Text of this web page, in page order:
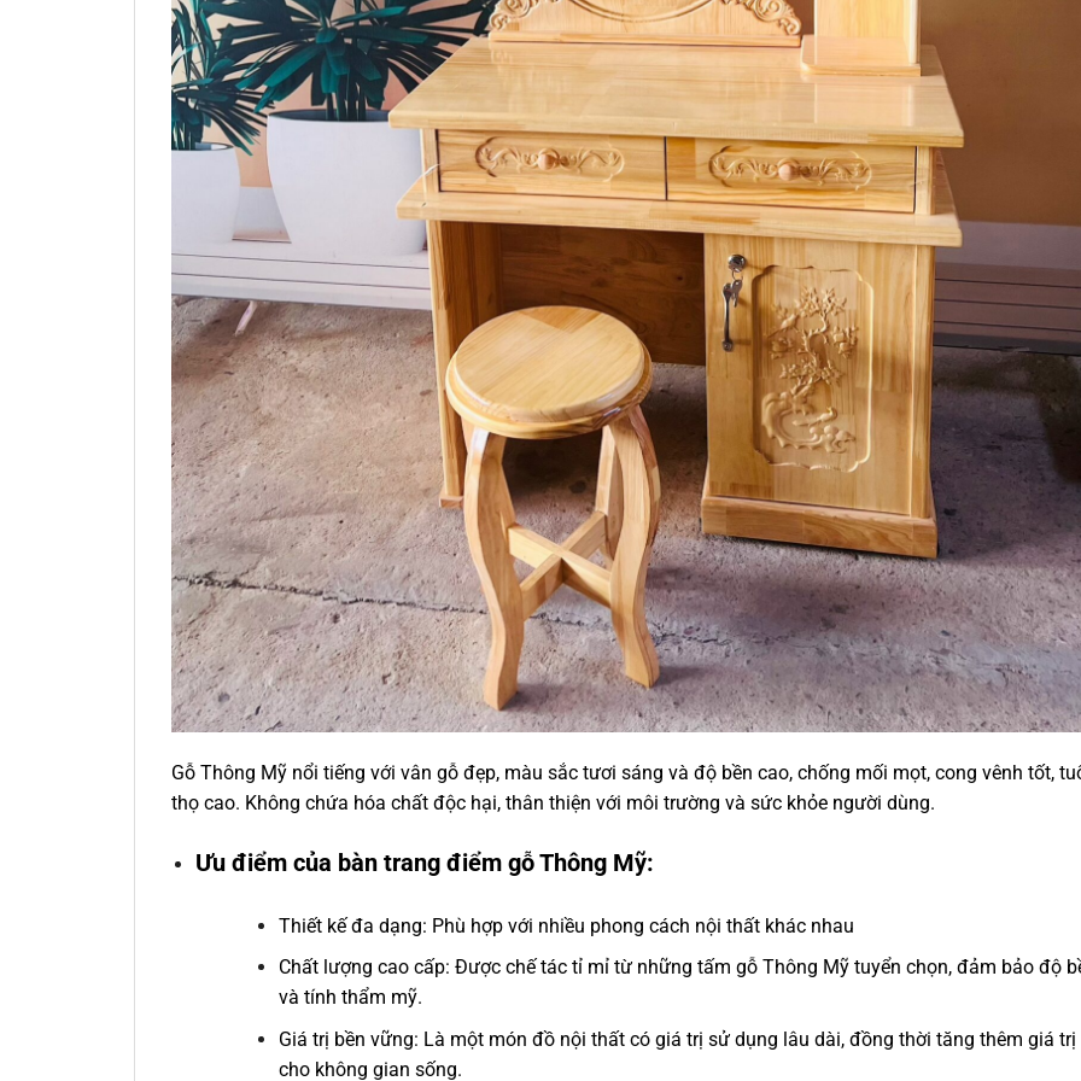
Gỗ Thông Mỹ nổi tiếng với vân gỗ đẹp, màu sắc tươi sáng và độ bền cao, chống mối mọt, cong vênh tốt,
thọ cao. Không chứa hóa chất độc hại, thân thiện với môi trường và sức khỏe người dùng.
Ưu điểm của bàn trang điểm gỗ Thông Mỹ:
Thiết kế đa dạng: Phù hợp với nhiều phong cách nội thất khác nhau
Chất lượng cao cấp: Được chế tác tỉ mỉ từ những tấm gỗ Thông Mỹ tuyển chọn, đảm bảo độ
và tính thẩm mỹ.
Giá trị bền vững: Là một món đồ nội thất có giá trị sử dụng lâu dài, đồng thời tăng thêm giá trị
cho không gian sống.